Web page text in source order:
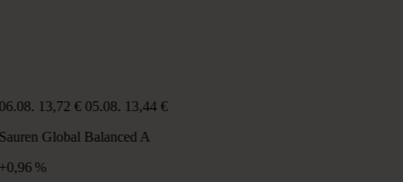
13,72 € 05.08. 13,44 €
Global Balanced A
%